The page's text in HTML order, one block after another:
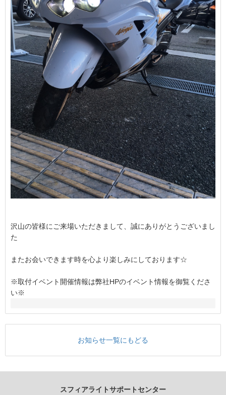
沢山の皆様にご来場いただきまして、誠にありがとうございまし
た
またお会いできます時を心より楽しみにしております☆
※取付イベント開催情報は弊社HPのイベント情報を御覧くださ
い※
お知らせ一覧にもどる
スフィアライトサポートセンター